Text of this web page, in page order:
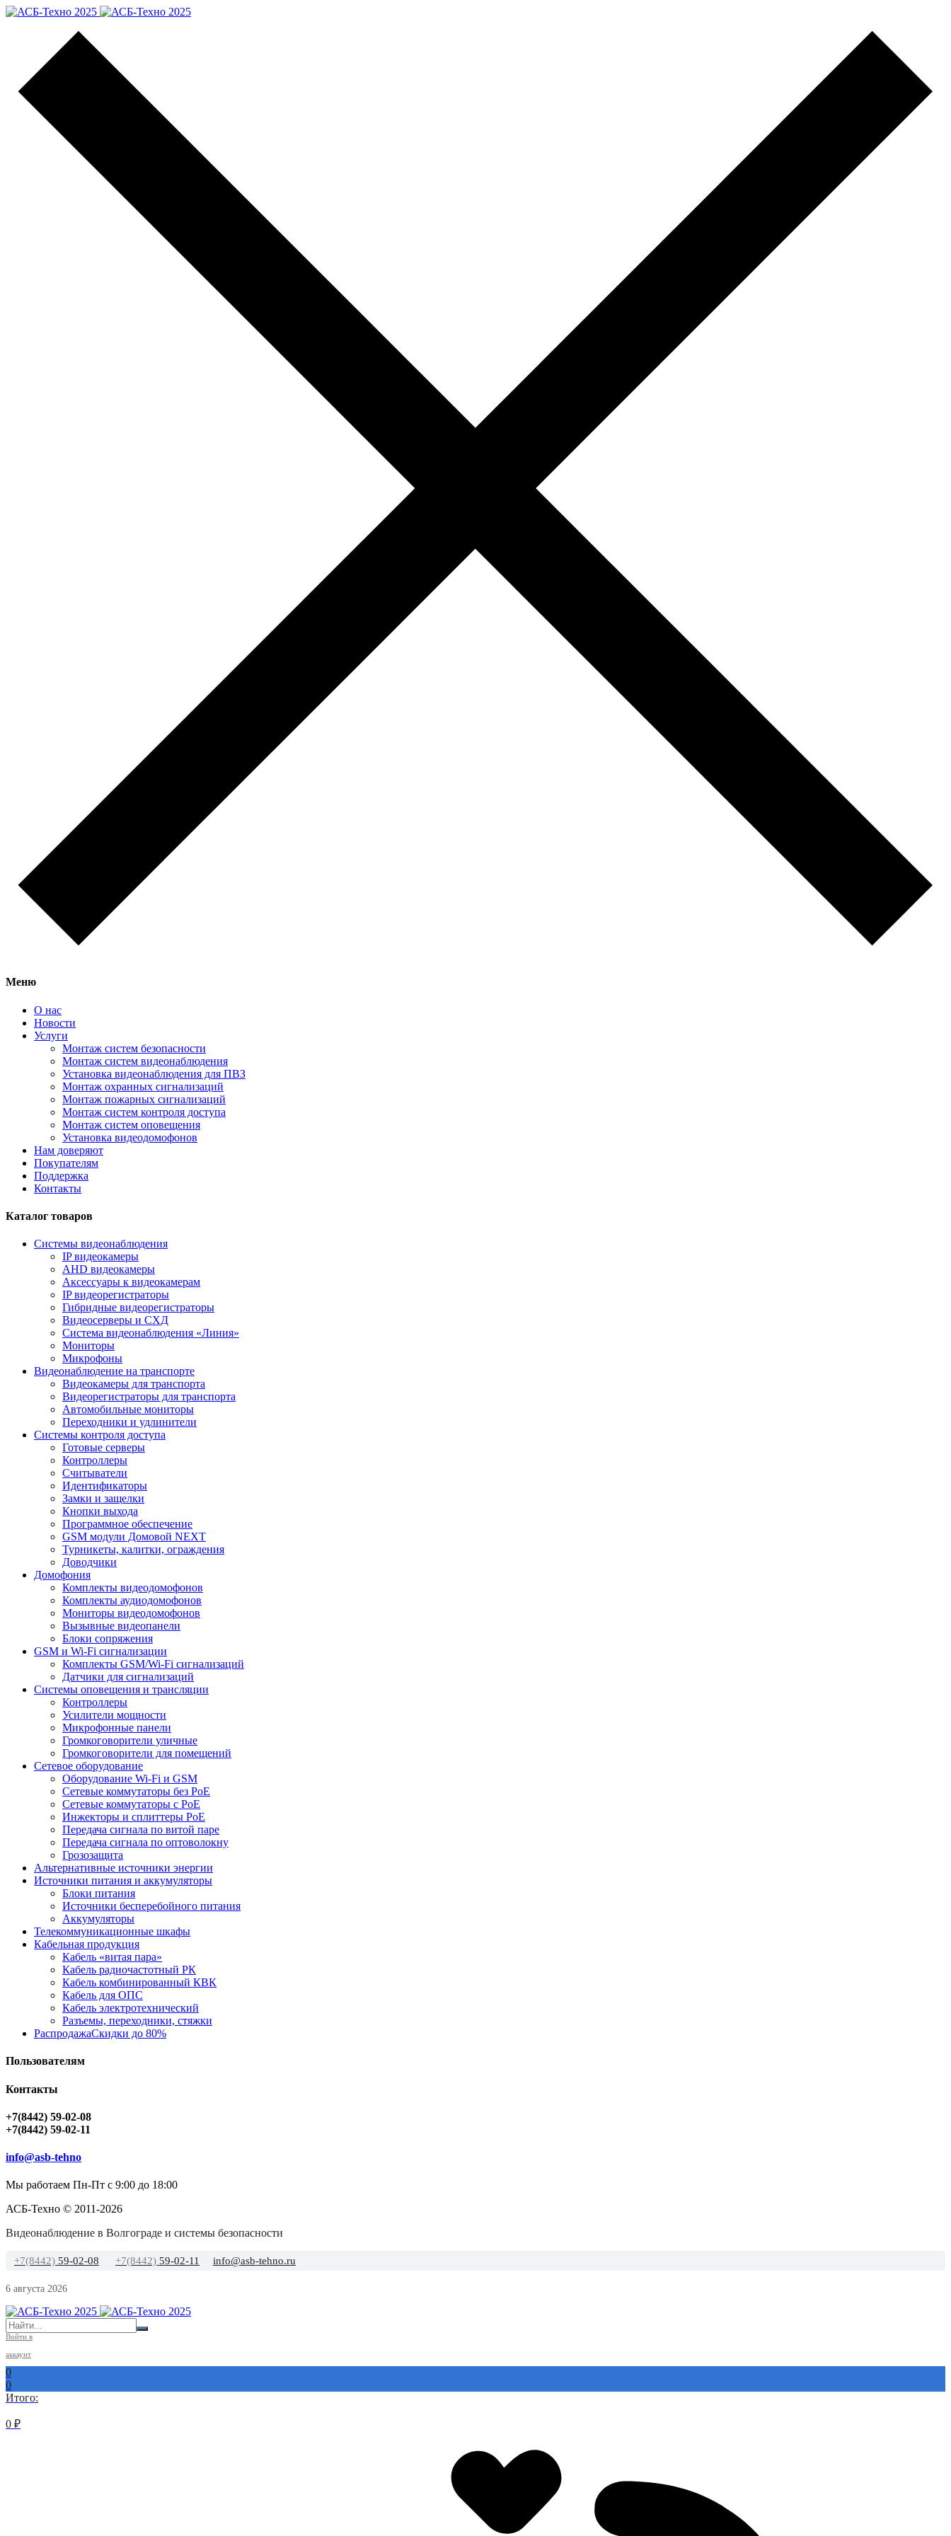
Меню
О нас
Новости
Услуги
Монтаж систем безопасности
Монтаж систем видеонаблюдения
Установка видеонаблюдения для ПВЗ
Монтаж охранных сигнализаций
Монтаж пожарных сигнализаций
Монтаж систем контроля доступа
Монтаж систем оповещения
Установка видеодомофонов
Нам доверяют
Покупателям
Поддержка
Контакты
Каталог товаров
Системы видеонаблюдения
IP видеокамеры
AHD видеокамеры
Аксессуары к видеокамерам
IP видеорегистраторы
Гибридные видеорегистраторы
Видеосерверы и СХД
Система видеонаблюдения «Линия»
Мониторы
Микрофоны
Видеонаблюдение на транспорте
Видеокамеры для транспорта
Видеорегистраторы для транспорта
Автомобильные мониторы
Переходники и удлинители
Системы контроля доступа
Готовые серверы
Контроллеры
Считыватели
Идентификаторы
Замки и защелки
Кнопки выхода
Программное обеспечение
GSM модули Домовой NEXT
Турникеты, калитки, ограждения
Доводчики
Домофония
Комплекты видеодомофонов
Комплекты аудиодомофонов
Мониторы видеодомофонов
Вызывные видеопанели
Блоки сопряжения
GSM и Wi-Fi сигнализации
Комплекты GSM/Wi-Fi сигнализаций
Датчики для сигнализаций
Системы оповещения и трансляции
Контроллеры
Усилители мощности
Микрофонные панели
Громкоговорители уличные
Громкоговорители для помещений
Сетевое оборудование
Оборудование Wi-Fi и GSM
Сетевые коммутаторы без PoE
Сетевые коммутаторы с PoE
Инжекторы и сплиттеры PoE
Передача сигнала по витой паре
Передача сигнала по оптоволокну
Грозозащита
Альтернативные источники энергии
Источники питания и аккумуляторы
Блоки питания
Источники бесперебойного питания
Аккумуляторы
Телекоммуникационные шкафы
Кабельная продукция
Кабель «витая пара»
Кабель радиочастотный РК
Кабель комбинированный КВК
Кабель для ОПС
Кабель электротехнический
Разъемы, переходники, стяжки
РаспродажаСкидки до 80%
Пользователям
Контакты
+7(8442) 59-02-08
+7(8442) 59-02-11
info@asb-tehno
Мы работаем Пн-Пт с 9:00 до 18:00
АСБ-Техно © 2011-2026
Видеонаблюдение в Волгограде и системы безопасности
+7(8442) 59-02-08 +7(8442) 59-02-11 info@asb-tehno.ru
6 августа 2026
Войти в
аккаунт
0
0
Итого:
0 ₽